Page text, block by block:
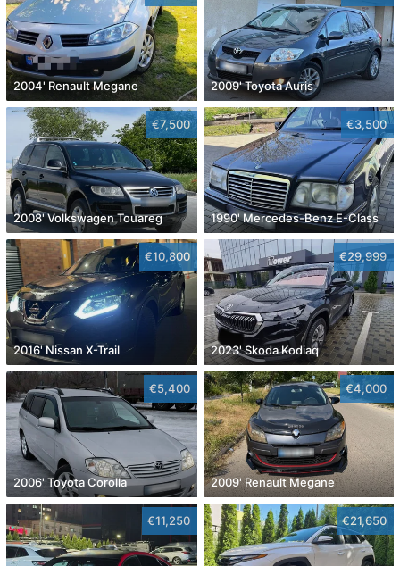
2004' Renault Megane 2009' Toyota Auris
€7,500
2008' Volkswagen Touareg
€3,500
1990' Mercedes-Benz E-Class
€10,800
2016' Nissan X-Trail
€29,999
2023' Skoda Kodiaq
€5,400
2006' Toyota Corolla
€4,000
2009' Renault Megane
€11,250 €21,650